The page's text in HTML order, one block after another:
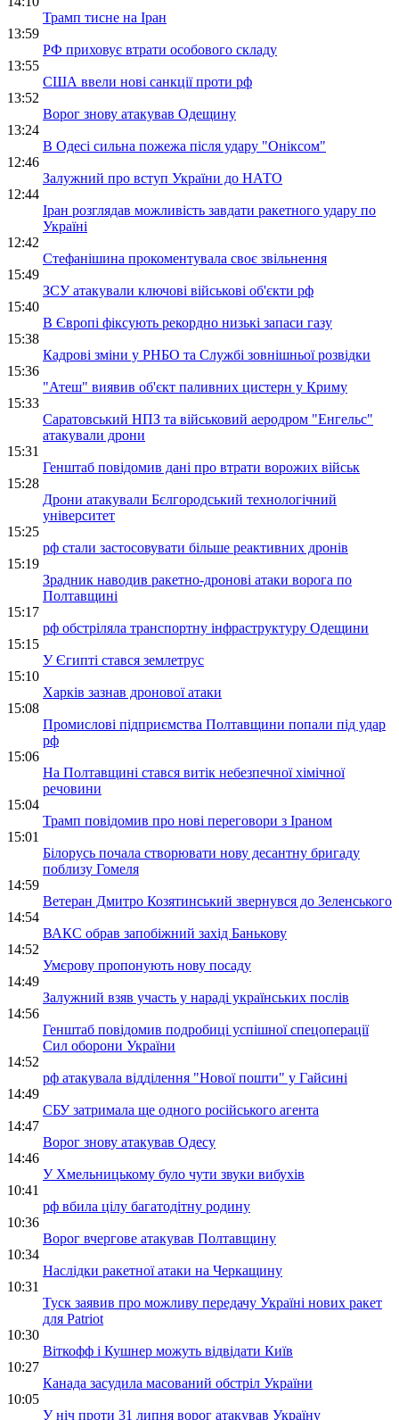
Трамп тисне на Іран
13:59
РФ приховує втрати особового складу
13:55
США ввели нові санкції проти рф
13:52
Ворог знову атакував Одещину
13:24
В Одесі сильна пожежа після удару "Оніксом"
12:46
Залужний про вступ України до НАТО
12:44
Іран розглядав можливість завдати ракетного удару по
Україні
12:42
Стефанішина прокоментувала своє звільнення
15:49
ЗСУ атакували ключові військові об'єкти рф
15:40
В Європі фіксують рекордно низькі запаси газу
15:38
Кадрові зміни у РНБО та Службі зовнішньої розвідки
15:36
"Атеш" виявив об'єкт паливних цистерн у Криму
15:33
Саратовський НПЗ та військовий аеродром "Енгельс"
атакували дрони
15:31
Генштаб повідомив дані про втрати ворожих військ
15:28
Дрони атакували Бєлгородський технологічний
університет
15:25
рф стали застосовувати більше реактивних дронів
15:19
Зрадник наводив ракетно-дронові атаки ворога по
Полтавщині
15:17
рф обстріляла транспортну інфраструктуру Одещини
15:15
У Єгипті стався землетрус
15:10
Харків зазнав дронової атаки
15:08
Промислові підприємства Полтавщини попали під удар
рф
15:06
На Полтавщині стався витік небезпечної хімічної
речовини
15:04
Трамп повідомив про нові переговори з Іраном
15:01
Білорусь почала створювати нову десантну бригаду
поблизу Гомеля
14:59
Ветеран Дмитро Козятинський звернувся до Зеленського
14:54
ВАКС обрав запобіжний захід Банькову
14:52
Умєрову пропонують нову посаду
14:49
Залужний взяв участь у нараді українських послів
14:56
Генштаб повідомив подробиці успішної спецоперації
Сил оборони України
14:52
рф атакувала відділення "Нової пошти" у Гайсині
14:49
СБУ затримала ще одного російського агента
14:47
Ворог знову атакував Одесу
14:46
У Хмельницькому було чути звуки вибухів
10:41
рф вбила цілу багатодітну родину
10:36
Ворог вчергове атакував Полтавщину
10:34
Наслідки ракетної атаки на Черкащину
10:31
Туск заявив про можливу передачу Україні нових ракет
для Patriot
10:30
Віткофф і Кушнер можуть відвідати Київ
10:27
Канада засудила масований обстріл України
10:05
У ніч проти 31 липня ворог атакував Україну